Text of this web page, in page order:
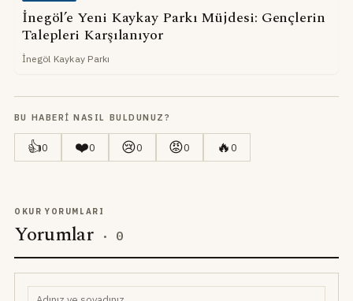
İnegöl’e Yeni Kaykay Parkı Müjdesi: Gençlerin
Talepleri Karşılanıyor
İnegöl Kaykay Parkı
BU HABERI NASIL BULDUNUZ?
👍0 ❤️0 😢0 😡0 🔥0
OKUR YORUMLARI
Yorumlar · 0